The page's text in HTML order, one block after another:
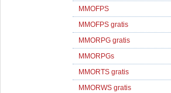
MMOFPS
MMOFPS gratis
MMORPG gratis
MMORPGs
MMORTS gratis
MMORWS gratis